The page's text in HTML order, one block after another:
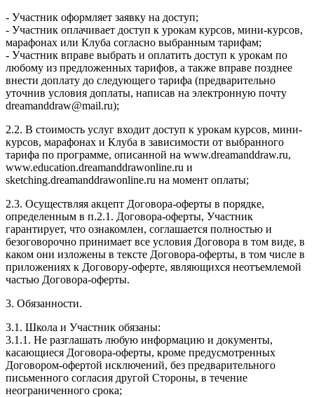
- Участник оформляет заявку на доступ;
- Участник оплачивает доступ к урокам курсов, мини-курсов,
марафонах или Клуба согласно выбранным тарифам;
- Участник вправе выбрать и оплатить доступ к урокам по
любому из предложенных тарифов, а также вправе позднее
внести доплату до следующего тарифа (предварительно
уточнив условия доплаты, написав на электронную почту
dreamanddraw@mail.ru);
2.2. В стоимость услуг входит доступ к урокам курсов, мини-
курсов, марафонах и Клуба в зависимости от выбранного
тарифа по программе, описанной на www.dreamanddraw.ru,
www.education.dreamanddrawonline.ru и
sketching.dreamanddrawonline.ru на момент оплаты;
2.3. Осуществляя акцепт Договора-оферты в порядке,
определенным в п.2.1. Договора-оферты, Участник
гарантирует, что ознакомлен, соглашается полностью и
безоговорочно принимает все условия Договора в том виде, в
каком они изложены в тексте Договора-оферты, в том числе в
приложениях к Договору-оферте, являющихся неотъемлемой
частью Договора-оферты.
3. Обязанности.
3.1. Школа и Участник обязаны:
3.1.1. Не разглашать любую информацию и документы,
касающиеся Договора-оферты, кроме предусмотренных
Договором-офертой исключений, без предварительного
письменного согласия другой Стороны, в течение
неограниченного срока;